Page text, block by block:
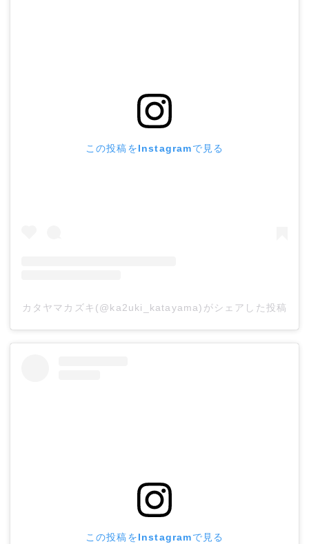
この投稿をInstagramで見る
カタヤマカズキ(@ka2uki_katayama)がシェアした投稿
この投稿をInstagramで見る